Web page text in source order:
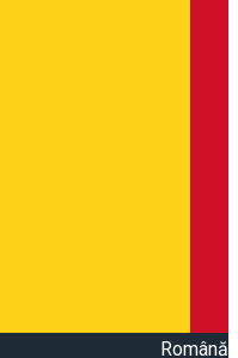
Română